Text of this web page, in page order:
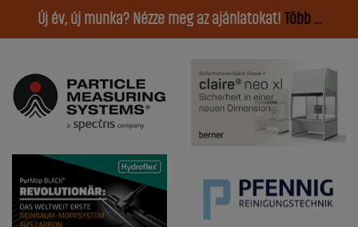
Új év, új munka? Nézze meg az ajánlatokat! Több ...